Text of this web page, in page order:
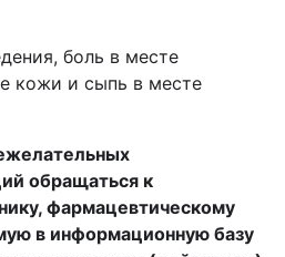
боль в месте
кожи и сыпь в месте
обращаться к
фармацевтическому
в информационную базу